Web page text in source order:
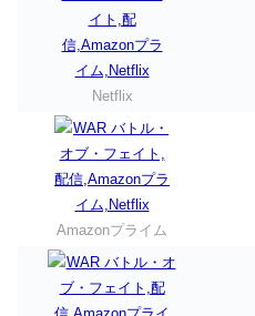
Netflix
Amazonプライム